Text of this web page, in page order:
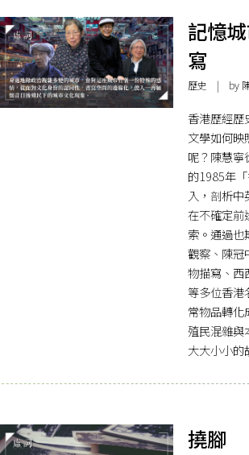
記憶
寫
歷史 | by
香港歷經歷
文學如何映
呢？陳慧寧
的1985年
入，剖析
在不確定前
索。通過也
觀察、陳冠
物描寫、西
等多位香港
常物品轉化
殖民混雜與
大大小小的
撓腳